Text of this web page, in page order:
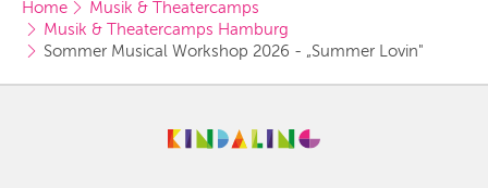
Home
Musik & Theatercamps
Musik & Theatercamps Hamburg
Sommer Musical Workshop 2026 - „Summer Lovin"